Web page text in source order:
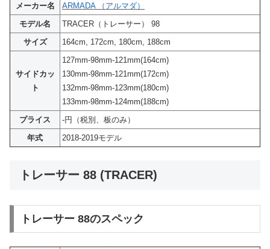
メーカー名
ARMADA （アルマダ）
モデル名
TRACER（トレーサー） 98
サイズ
164cm, 172cm, 180cm, 188cm
サイドカッ
ト
127mm-98mm-121mm(164cm)
130mm-98mm-121mm(172cm)
132mm-98mm-123mm(180cm)
133mm-98mm-124mm(188cm)
プライス
-円（税別、板のみ）
年式
2018-2019モデル
トレーサー 88 (TRACER)
トレーサー 88のスペック